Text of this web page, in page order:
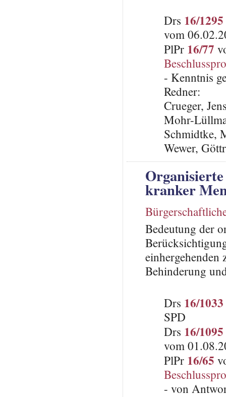
Drs 16/1295
vom
PlPr 16/77
- Kenntnis
Redner:
Crueger,
Mohr-
Schmidtke,
Wewer,
kranker
Bedeutung der
einhergehenden
Behinderung
Drs 16/1033
SPD
Drs 16/1095
vom
PlPr 16/65
- von